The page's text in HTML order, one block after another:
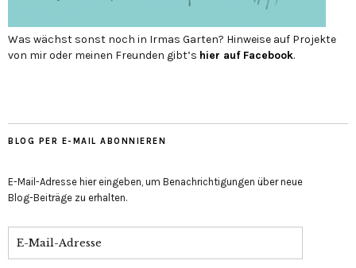
Was wächst sonst noch in Irmas Garten? Hinweise auf Projekte
von mir oder meinen Freunden gibt’s hier auf Face­book.
BLOG PER E-MAIL ABONNIEREN
E-Mail-Adresse hier eingeben, um Benachrichtigungen über neue
Blog-Beiträge zu erhalten.